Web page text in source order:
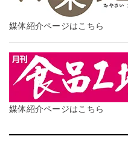
媒体紹介ページはこちら
媒体紹介ページはこちら